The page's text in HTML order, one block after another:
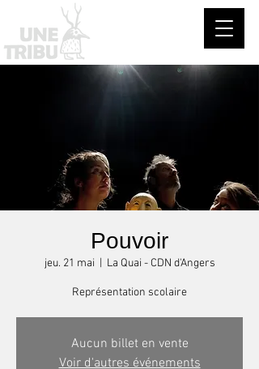
Pouvoir
jeu. 21 mai La Quai - CDN d'Angers
Représentation scolaire
Aucun billet en vente
Voir d'autres événements